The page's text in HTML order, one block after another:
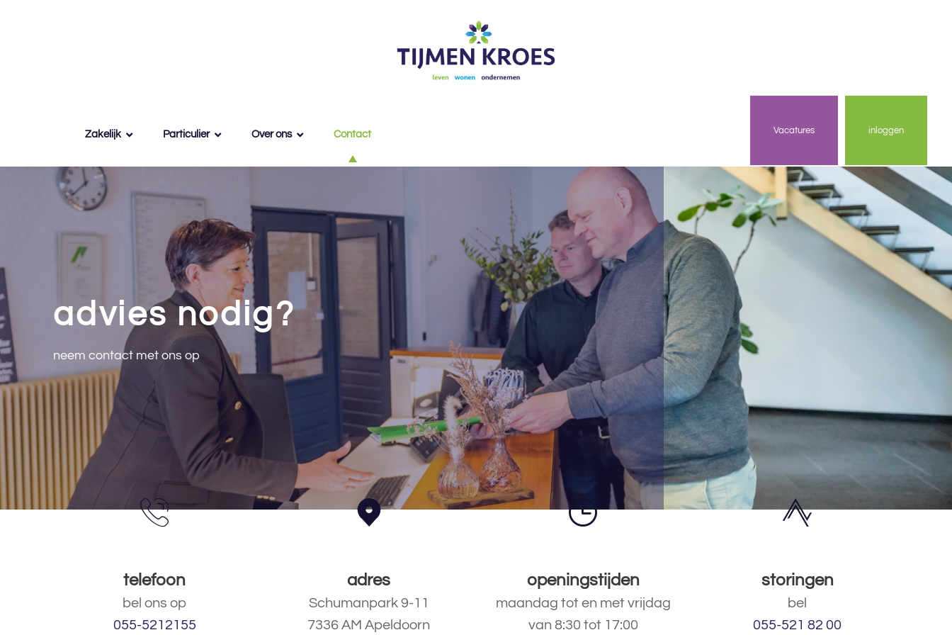
Zakelijk Particulier Over ons Contact inloggen
Vacatures
advies nodig?
neem contact met ons op
telefoon
bel ons op
055-5212155
adres
Schumanpark 9-11
7336 AM Apeldoorn
openingstijden
maandag tot en met vrijdag
van 8:30 tot 17:00
storingen
bel
055-521 82 00